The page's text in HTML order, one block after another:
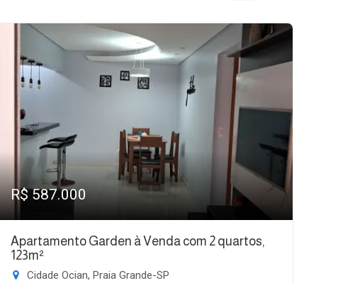
R$ 587.000
Apartamento Garden à Venda com 2 quartos,
123m²
Cidade Ocian, Praia Grande-SP